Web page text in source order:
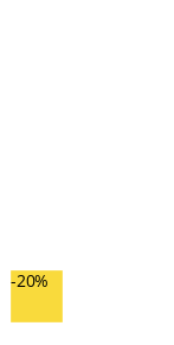
-20%